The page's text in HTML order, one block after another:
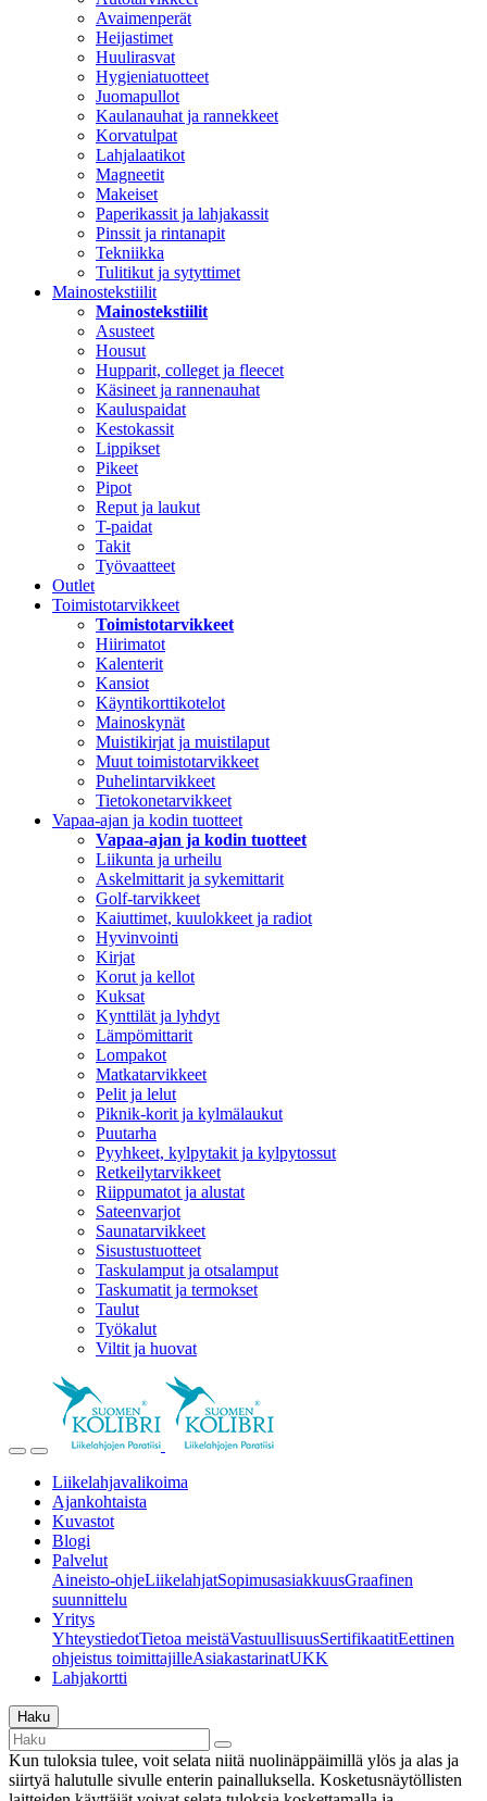
Avaimenperät
Heijastimet
Huulirasvat
Hygieniatuotteet
Juomapullot
Kaulanauhat ja rannekkeet
Korvatulpat
Lahjalaatikot
Magneetit
Makeiset
Paperikassit ja lahjakassit
Pinssit ja rintanapit
Tekniikka
Tulitikut ja sytyttimet
Mainostekstiilit
Mainostekstiilit
Asusteet
Housut
Hupparit, colleget ja fleecet
Käsineet ja rannenauhat
Kauluspaidat
Kestokassit
Lippikset
Pikeet
Pipot
Reput ja laukut
T-paidat
Takit
Työvaatteet
Outlet
Toimistotarvikkeet
Toimistotarvikkeet
Hiirimatot
Kalenterit
Kansiot
Käyntikorttikotelot
Mainoskynät
Muistikirjat ja muistilaput
Muut toimistotarvikkeet
Puhelintarvikkeet
Tietokonetarvikkeet
Vapaa-ajan ja kodin tuotteet
Vapaa-ajan ja kodin tuotteet
Liikunta ja urheilu
Askelmittarit ja sykemittarit
Golf-tarvikkeet
Kaiuttimet, kuulokkeet ja radiot
Hyvinvointi
Kirjat
Korut ja kellot
Kuksat
Kynttilät ja lyhdyt
Lämpömittarit
Lompakot
Matkatarvikkeet
Pelit ja lelut
Piknik-korit ja kylmälaukut
Puutarha
Pyyhkeet, kylpytakit ja kylpytossut
Retkeilytarvikkeet
Riippumatot ja alustat
Sateenvarjot
Saunatarvikkeet
Sisustustuotteet
Taskulamput ja otsalamput
Taskumatit ja termokset
Taulut
Työkalut
Viltit ja huovat
Liikelahjavalikoima
Ajankohtaista
Kuvastot
Blogi
Palvelut
Aineisto-ohjeLiikelahjatSopimusasiakkuusGraafinen
suunnittelu
Yritys
YhteystiedotTietoa meistäVastuullisuusSertifikaatitEettinen
ohjeistus toimittajilleAsiakastarinatUKK
Lahjakortti
Haku
Kun tuloksia tulee, voit selata niitä nuolinäppäimillä ylös ja alas ja
siirtyä halutulle sivulle enterin painalluksella. Kosketusnäytöllisten